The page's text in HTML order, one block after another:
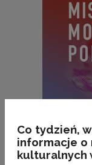
Projekty
Debata
Co tydzień,
informacje o
kulturalnych